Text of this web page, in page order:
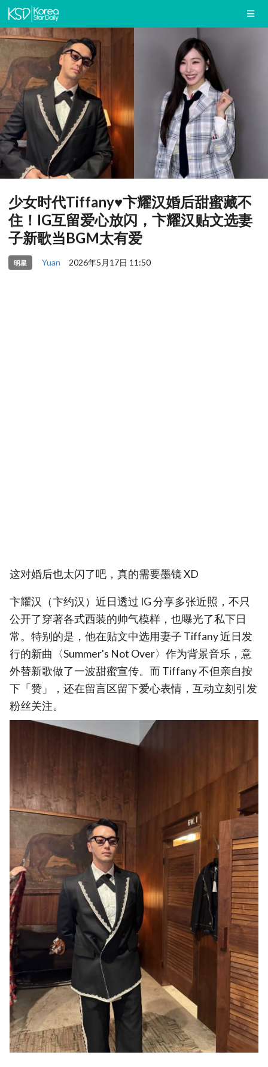
少女时代Tiffany♥卞耀汉婚后甜蜜藏不
住！IG互留爱心放闪，卞耀汉贴文选妻
子新歌当BGM太有爱
明星 Yuan 2026年5月17日 11:50
这对婚后也太闪了吧，真的需要墨镜 XD
卞耀汉（卞约汉）近日透过 IG 分享多张近照，不只
公开了穿著各式西装的帅气模样，也曝光了私下日
常。特别的是，他在贴文中选用妻子 Tiffany 近日发
行的新曲〈Summer's Not Over〉作为背景音乐，意
外替新歌做了一波甜蜜宣传。而 Tiffany 不但亲自按
下「赞」，还在留言区留下爱心表情，互动立刻引发
粉丝关注。